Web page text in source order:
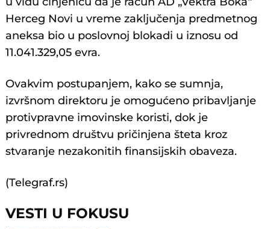
Herceg Novi u vreme zaključenja predmetnog
aneksa bio u poslovnoj blokadi u iznosu od
11.041.329,05 evra.
Ovakvim postupanjem, kako se sumnja,
izvršnom direktoru je omogućeno pribavljanje
protivpravne imovinske koristi, dok je
privrednom društvu pričinjena šteta kroz
stvaranje nezakonitih finansijskih obaveza.
(Telegraf.rs)
VESTI U FOKUSU